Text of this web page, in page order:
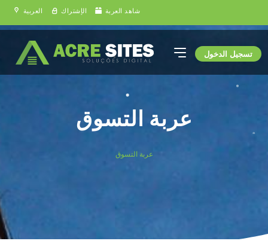
العربية الإشتراك شاهد العربة
تسجيل الدخول
عربة التسوق
عربة التسوق